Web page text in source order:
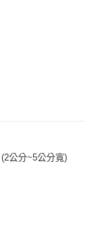
公分~5公分寬)